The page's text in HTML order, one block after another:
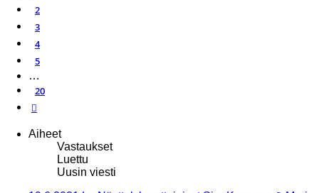
2
3
4
5
…
20
Aiheet
Vastaukset
Luettu
Uusin viesti